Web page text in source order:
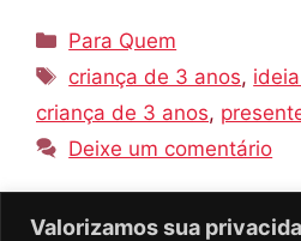
Valorizamos sua
Categorias
Para Quem
Tags
criança de 3 anos,
criança de 3 anos,
Deixe um comentário